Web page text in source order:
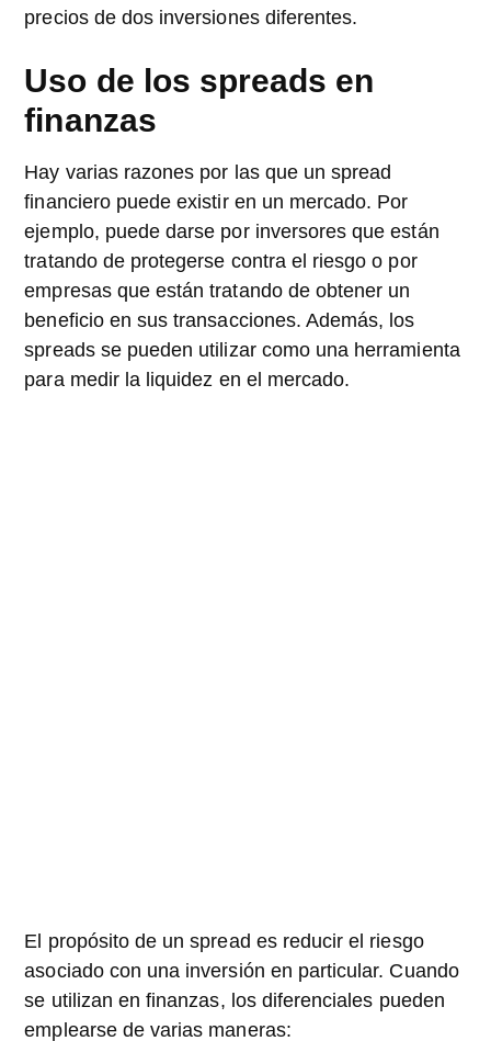
precios de dos inversiones diferentes.
Uso de los spreads en
finanzas
Hay varias razones por las que un spread
financiero puede existir en un mercado. Por
ejemplo, puede darse por inversores que están
tratando de protegerse contra el riesgo o por
empresas que están tratando de obtener un
beneficio en sus transacciones. Además, los
spreads se pueden utilizar como una herramienta
para medir la liquidez en el mercado.
El propósito de un spread es reducir el riesgo
asociado con una inversión en particular. Cuando
se utilizan en finanzas, los diferenciales pueden
emplearse de varias maneras: